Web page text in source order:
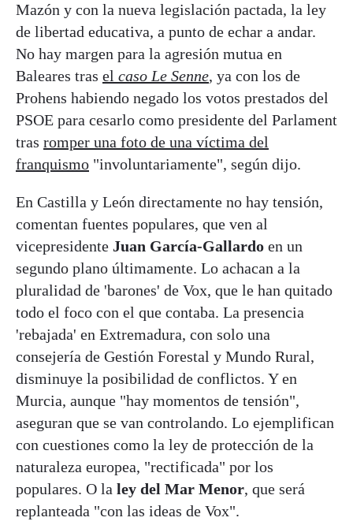
Mazón y con la nueva legislación pactada, la ley
de libertad educativa, a punto de echar a andar.
No hay margen para la agresión mutua en
Baleares tras el caso Le Senne, ya con los de
Prohens habiendo negado los votos prestados del
PSOE para cesarlo como presidente del Parlament
tras romper una foto de una víctima del
franquismo "involuntariamente", según dijo.
En Castilla y León directamente no hay tensión,
comentan fuentes populares, que ven al
vicepresidente Juan García-Gallardo en un
segundo plano últimamente. Lo achacan a la
pluralidad de 'barones' de Vox, que le han quitado
todo el foco con el que contaba. La presencia
'rebajada' en Extremadura, con solo una
consejería de Gestión Forestal y Mundo Rural,
disminuye la posibilidad de conflictos. Y en
Murcia, aunque "hay momentos de tensión",
aseguran que se van controlando. Lo ejemplifican
con cuestiones como la ley de protección de la
naturaleza europea, "rectificada" por los
populares. O la ley del Mar Menor, que será
replanteada "con las ideas de Vox".